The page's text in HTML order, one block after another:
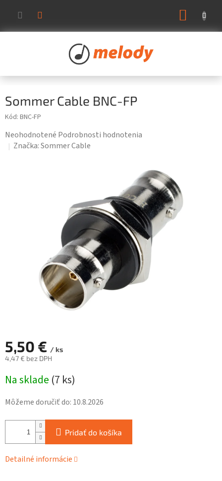
obsah
Sommer Cable BNC-FP
Kód: BNC-FP
Priemerné
hodnotenie
Neohodnotené Podrobnosti hodnotenia
Značka:Sommer Cable
5,50 € / ks
4,47 € bez DPH
cena:
Na sklade (7 ks)
Môžeme doručiť do: 10.8.2026
Pridať do košíka
Detailné informácie